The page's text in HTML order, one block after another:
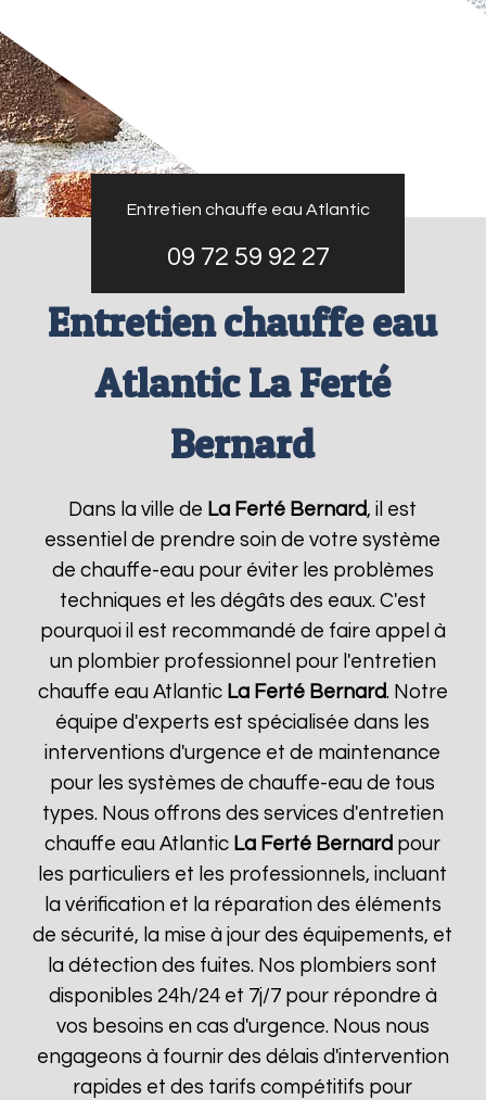
Entretien chauffe eau Atlantic
09 72 59 92 27
Entretien chauffe eau
Atlantic La Ferté
Bernard
Dans la ville de La Ferté Bernard, il est
essentiel de prendre soin de votre système
de chauffe-eau pour éviter les problèmes
techniques et les dégâts des eaux. C'est
pourquoi il est recommandé de faire appel à
un plombier professionnel pour l'entretien
chauffe eau Atlantic La Ferté Bernard. Notre
équipe d'experts est spécialisée dans les
interventions d'urgence et de maintenance
pour les systèmes de chauffe-eau de tous
types. Nous offrons des services d'entretien
chauffe eau Atlantic La Ferté Bernard pour
les particuliers et les professionnels, incluant
la vérification et la réparation des éléments
de sécurité, la mise à jour des équipements, et
la détection des fuites. Nos plombiers sont
disponibles 24h/24 et 7j/7 pour répondre à
vos besoins en cas d'urgence. Nous nous
engageons à fournir des délais d'intervention
rapides et des tarifs compétitifs pour